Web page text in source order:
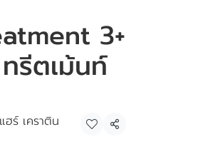
3+
รีตเม้นท์
ร์ เคราติน
Share